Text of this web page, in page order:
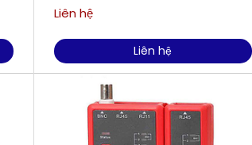
Liên hệ
Liên hệ